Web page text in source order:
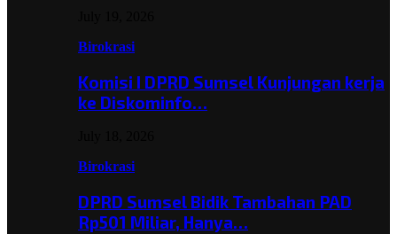
Birokrasi
Komisi I DPRD Sumsel Kunjungan kerja
ke Diskominfo…
Birokrasi
DPRD Sumsel Bidik Tambahan PAD
Rp501 Miliar, Hanya…